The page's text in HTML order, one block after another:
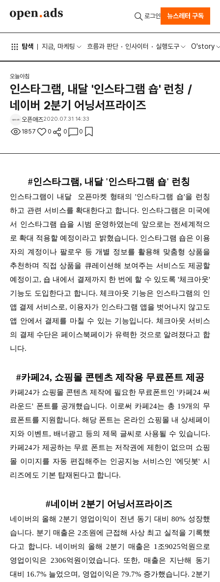
탐색 지금, 마케팅 흐름과 판단 인사이터 실행도구 O'story
로그인 뉴스레터 구독
오늘아침
인스타그램, 내달 '인스타그램 숍' 런칭 /
네이버 2분기 어닝서프라이즈
오픈애즈2020.07.31 14:33
1857 0 0 0
#인스타그램, 내달 '인스타그램 숍' 런칭
인스타그램이 내달 오픈마켓 형태의 '인스타그램 숍'을 런칭
하고 관련 서비스를 확대한다고 합니다. 인스타그램은 미국에
서 인스타그램 숍을 시범 운영하였는데 앞으로는 전세계적으
로 확대 적용할 예정이라고 밝혔습니다. 인스타그램 숍은 이용
자의 계정이나 팔로우 등 개별 정보를 활용해 맞춤형 상품을
추천하며 직접 상품을 큐레이션해 보여주는 서비스도 제공할
예정이고, 숍 내에서 결제까지 한 번에 할 수 있도록 '체크아웃'
기능도 도입한다고 합니다. 체크아웃 기능은 인스타그램의 인
앱 결제 서비스로, 이용자가 인스타그램 앱을 벗어나지 않고도
앱 안에서 결제를 마칠 수 있는 기능입니다. 체크아웃 서비스
의 결제 수단은 페이스북페이가 유력한 것으로 알려졌다고 합
니다.
#카페24, 쇼핑몰 콘텐츠 제작용 무료폰트 제공
카페24가 쇼핑몰 콘텐츠 제작에 필요한 무료폰트인 '카페24 써
라운드' 폰트를 공개했습니다. 이로써 카페24는 총 19개의 무
료폰트를 지원합니다. 해당 폰트는 온라인 쇼핑몰 내 상세페이
지와 이벤트, 배너광고 등의 제목 글씨로 사용될 수 있습니다.
카페24가 제공하는 무료 폰트는 저작권에 제한이 없으며 쇼핑
몰 이미지를 자동 편집해주는 인공지능 서비스인 '에딧봇' 시
리즈에도 기본 탑재된다고 합니다.
#네이버 2분기 어닝서프라이즈
네이버의 올해 2분기 영업이익이 전년 동기 대비 80% 성장했
습니다. 분기 매출은 2조원에 근접해 사상 최고 실적을 기록했
다고 합니다. 네이버의 올해 2분기 매출은 1조9025억원으로
영업이익은 2306억원이였습니다. 또한, 매출은 지난해 동기
대비 16.7% 늘었으며, 영업이익은 79.7% 증가했습니다. 2분기